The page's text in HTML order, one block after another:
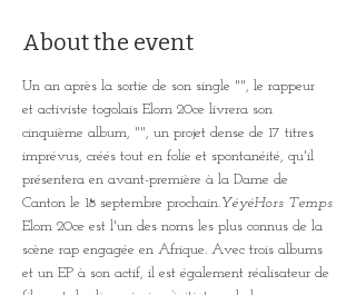
About the event
Un an après la sortie de son single "", le rappeur
et activiste togolais Elom 20ce livrera son
cinquième album, "", un projet dense de 17 titres
imprévus, créés tout en folie et spontanéité, qu'il
présentera en avant-première à la Dame de
Canton le 18 septembre prochain.YéyéHors Temps
Elom 20ce est l'un des noms les plus connus de la
scène rap engagée en Afrique. Avec trois albums
et un EP à son actif, il est également réalisateur de